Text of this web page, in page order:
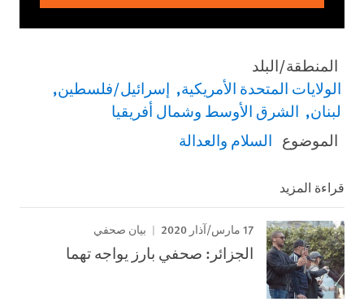
المنطقة/البلد
الولايات المتحدة الأمريكية إسرائيل/فلسطين
لبنان الشرق الأوسط وشمال أفريقيا
الموضوع السلام والعدالة
قراءة المزيد
17 مارس/آذار 2020 بيان صحفي
الجزائر: صحفي بارز يواجه تهما